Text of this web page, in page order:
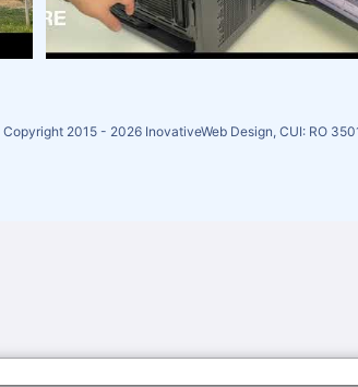
Copyright 2015 - 2026 InovativeWeb Design, CUI: RO